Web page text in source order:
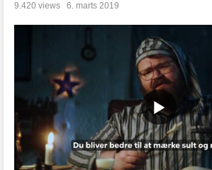
9.420 views 6. marts 2019